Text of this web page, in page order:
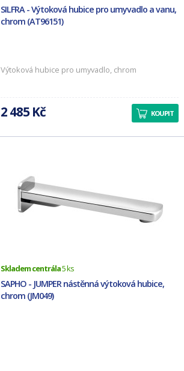
SILFRA - Výtoková hubice pro umyvadlo a vanu,
chrom (AT96151)
Výtoková hubice pro umyvadlo, chrom
2 485 Kč KOUPIT
Skladem centrála5 ks
SAPHO - JUMPER nástěnná výtoková hubice,
chrom (JM049)